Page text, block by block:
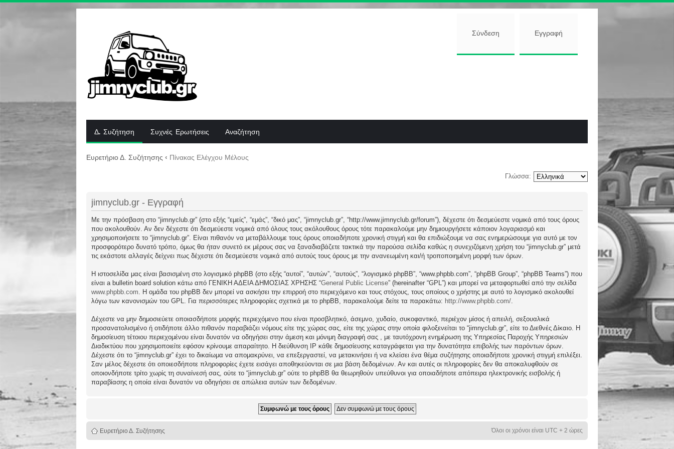
Σύνδεση Εγγραφή
Δ. Συζήτηση Συχνές Ερωτήσεις Αναζήτηση
Ευρετήριο Δ. Συζήτησης ‹ Πίνακας Ελέγχου Μέλους
Γλώσσα:
jimnyclub.gr - Εγγραφή
Με την πρόσβαση στο “jimnyclub.gr” (στο εξής “εμείς”, “εμάς”, “δικό μας”, “jimnyclub.gr”, “http://www.jimnyclub.gr/forum”), δέχεστε ότι δεσμεύεστε νομικά από τους όρους
που ακολουθούν. Αν δεν δέχεστε ότι δεσμεύεστε νομικά από όλους τους ακόλουθους όρους τότε παρακαλούμε μην δημιουργήσετε κάποιον λογαριασμό και
χρησιμοποιήσετε το “jimnyclub.gr”. Είναι πιθανόν να μεταβάλλουμε τους όρους οποιαδήποτε χρονική στιγμή και θα επιδιώξουμε να σας ενημερώσουμε για αυτό με τον
προσφορότερο δυνατό τρόπο, όμως θα ήταν συνετό εκ μέρους σας να ξαναδιαβάζετε τακτικά την παρούσα σελίδα καθώς η συνεχιζόμενη χρήση του “jimnyclub.gr” μετά
τις εκάστοτε αλλαγές δείχνει πως δέχεστε ότι δεσμεύεστε νομικά από αυτούς τους όρους με την ανανεωμένη και/ή τροποποιημένη μορφή των όρων.
Η ιστοσελίδα μας είναι βασισμένη στο λογισμικό phpBB (στο εξής “αυτοί”, “αυτών”, “αυτούς”, “λογισμικό phpBB”, “www.phpbb.com”, “phpBB Group”, “phpBB Teams”) που
είναι a bulletin board solution κάτω από ΓΕΝΙΚΗ ΑΔΕΙΑ ΔΗΜΟΣΙΑΣ ΧΡΗΣΗΣ “General Public License” (hereinafter “GPL”) και μπορεί να μεταφορτωθεί από την σελίδα
www.phpbb.com. Η ομάδα του phpBB δεν μπορεί να ασκήσει την επιρροή στο περιεχόμενο και τους στόχους, τους οποίους ο χρήστης με αυτό το λογισμικό ακολουθεί
λόγω των κανονισμών του GPL. Για περισσότερες πληροφορίες σχετικά με το phpBB, παρακαλούμε δείτε τα παρακάτω: http://www.phpbb.com/.
Δέχεστε να μην δημοσιεύετε οποιασδήποτε μορφής περιεχόμενο που είναι προσβλητικό, άσεμνο, χυδαίο, συκοφαντικό, περιέχον μίσος ή απειλή, σεξουαλικά
προσανατολισμένο ή οτιδήποτε άλλο πιθανόν παραβιάζει νόμους είτε της χώρας σας, είτε της χώρας στην οποία φιλοξενείται το “jimnyclub.gr”, είτε το Διεθνές Δίκαιο. Η
δημοσίευση τέτοιου περιεχομένου είναι δυνατόν να οδηγήσει στην άμεση και μόνιμη διαγραφή σας , με ταυτόχρονη ενημέρωση της Υπηρεσίας Παροχής Υπηρεσιών
Διαδικτύου που χρησιμοποιείτε εφόσον κρίνουμε απαραίτητο. Η διεύθυνση IP κάθε δημοσίευσης καταγράφεται για την δυνατότητα επιβολής των παρόντων όρων.
Δέχεστε ότι το “jimnyclub.gr” έχει το δικαίωμα να απομακρύνει, να επεξεργαστεί, να μετακινήσει ή να κλείσει ένα θέμα συζήτησης οποιαδήποτε χρονική στιγμή επιλέξει.
Σαν μέλος δέχεστε ότι οποιεσδήποτε πληροφορίες έχετε εισάγει αποθηκεύονται σε μια βάση δεδομένων. Αν και αυτές οι πληροφορίες δεν θα αποκαλυφθούν σε
οποιονδήποτε τρίτο χωρίς τη συναίνεσή σας, ούτε το “jimnyclub.gr” ούτε το phpBB θα θεωρηθούν υπεύθυνοι για οποιαδήποτε απόπειρα ηλεκτρονικής εισβολής ή
παραβίασης η οποία είναι δυνατόν να οδηγήσει σε απώλεια αυτών των δεδομένων.
Ευρετήριο Δ. Συζήτησης Όλοι οι χρόνοι είναι UTC + 2 ώρες